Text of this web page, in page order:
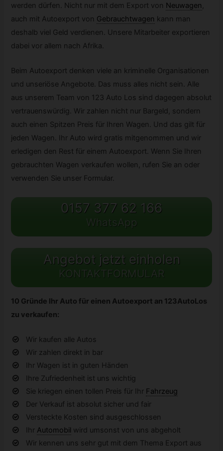
werden dürfen. Nicht nur mit dem Export von Neuwagen ,
auch mit Autoexport von Gebrauchtwagen kann man
deshalb viel Geld verdienen. Unsere Mitarbeiter exportieren
dabei vor allem nach Afrika.
Beim Autoexport denken viele an kriminelle Organisationen
und unseriöse Angebote. Das muss alles nicht sein. Alle
aus unserem Team von 123 Auto Los sind dagegen absolut
vertrauenswürdig. Wir zahlen nicht nur Bargeld, sondern
auch einen Spitzen Preis für Ihren Wagen. Und das gilt für
jeden Wagen. Ihr Auto wird gratis mitgenommen und wir
erledigen den Rest für einem Autoexport. Wenn Sie Ihren
gebrauchten Wagen verkaufen wollen, rufen Sie an oder
verwenden Sie unser Formular.
0157 377 62 166
WhatsApp
Angebot jetzt einholen
KONTAKTFORMULAR
10 Gründe Ihr Auto für einen Autoexport an 123AutoLos
zu verkaufen:
Wir kaufen alle Autos
Wir zahlen direkt in bar
Ihr Wagen ist in guten Händen
Ihre Zufriedenheit ist uns wichtig
Sie kriegen einen tollen Preis für Ihr Fahrzeug
Der Verkauf ist absolut sicher und fair
Versteckte Kosten sind ausgeschlossen
Ihr Automobil wird umsonst von uns abgeholt
Wir kennen uns sehr gut mit dem Thema Export aus